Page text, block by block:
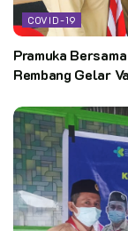
COVID-19
Pramuka
Rembang Gelar